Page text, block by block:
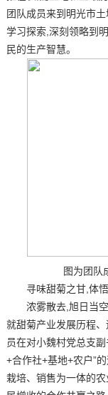
团队成员来到明光市
学习探索,深刻领略到
民的生产智慧。
图为团队
寻味甜菊之甘,体
浓雾散去,旭日当
就甜菊产业发展历程
员在对小魏村党总支
+合作社+基地+农户”
栽培、销售为一体的